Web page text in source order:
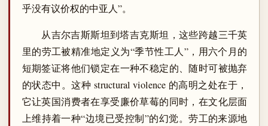
乎没有议价权的中亚人”。
从吉尔吉斯斯坦到塔吉克斯坦，这些跨越三千英
里的劳工被精准地定义为“季节性工人”，用六个月的
短期签证将他们锁定在一种不稳定的、随时可被抛弃
的状态中。这种 structural violence 的高明之处在于，
它让英国消费者在享受廉价草莓的同时，在文化层面
上维持着一种“边境已受控制”的幻觉。劳工的来源地